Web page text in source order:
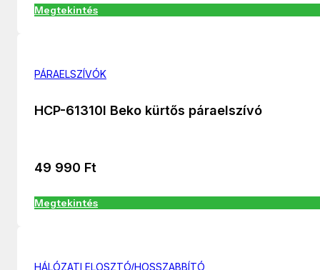
Megtekintés
PÁRAELSZÍVÓK
HCP-61310I Beko kürtős páraelszívó
49 990 Ft
Megtekintés
HÁLÓZATI ELOSZTÓ/HOSSZABBÍTÓ